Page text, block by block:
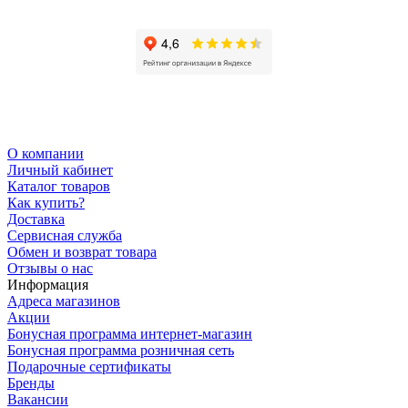
О компании
Личный кабинет
Каталог товаров
Как купить?
Доставка
Сервисная служба
Обмен и возврат товара
Отзывы о нас
Информация
Адреса магазинов
Акции
Бонусная программа интернет-магазин
Бонусная программа розничная сеть
Подарочные сертификаты
Бренды
Вакансии